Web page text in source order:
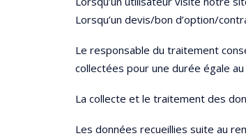
Lorsqu’un devis/bon d’option/
Le responsable du traitement
collectées pour une durée égale
La collecte et le traitement des
Les données recueillies suite au